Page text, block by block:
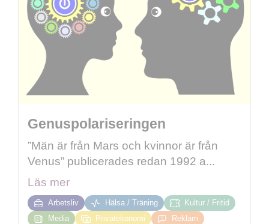
Genuspolariseringen
”Män är från Mars och kvinnor är från
Venus” publicerades redan 1992 a...
Läs mer
Arbetsliv Hälsa / Träning
Kultur / Fritid
Media
Privatekonomi
Reklam